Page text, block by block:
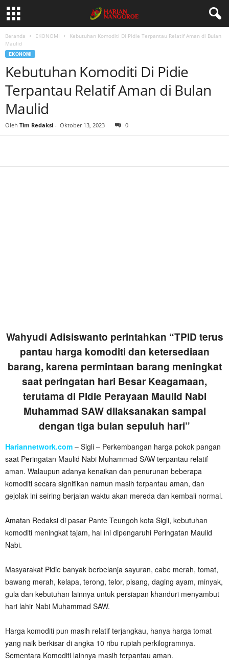
Beranda EKONOMI
Kebutuhan Komoditi Di Pidie Terpantau Relatif Aman di Bulan
Maulid
EKONOMI
Kebutuhan Komoditi Di Pidie
Terpantau Relatif Aman di Bulan
Maulid
Oleh Tim Redaksi - Oktober 13, 2023 0
Wahyudi Adisiswanto perintahkan “TPID terus
pantau harga komoditi dan ketersediaan
barang, karena permintaan barang meningkat
saat peringatan hari Besar Keagamaan,
terutama di Pidie Perayaan Maulid Nabi
Muhammad SAW dilaksanakan sampai
dengan tiga bulan sepuluh hari”
Hariannetwork.com – Sigli – Perkembangan harga pokok pangan
saat Peringatan Maulid Nabi Muhammad SAW terpantau relatif
aman. Walaupun adanya kenaikan dan penurunan beberapa
komoditi secara signifikan namun masih terpantau aman, dan
gejolak ini seiring berjalan waktu akan mereda dan kembali normal.
Amatan Redaksi di pasar Pante Teungoh kota Sigli, kebutuhan
komoditi meningkat tajam, hal ini dipengaruhi Peringatan Maulid
Nabi.
Masyarakat Pidie banyak berbelanja sayuran, cabe merah, tomat,
bawang merah, kelapa, terong, telor, pisang, daging ayam, minyak,
gula dan kebutuhan lainnya untuk persiapan khanduri menyambut
hari lahir Nabi Muhammad SAW.
Harga komoditi pun masih relatif terjangkau, hanya harga tomat
yang naik berkisar di angka 10 ribu rupiah perkilogramnya.
Sementara Komoditi lainnya masih terpantau aman.